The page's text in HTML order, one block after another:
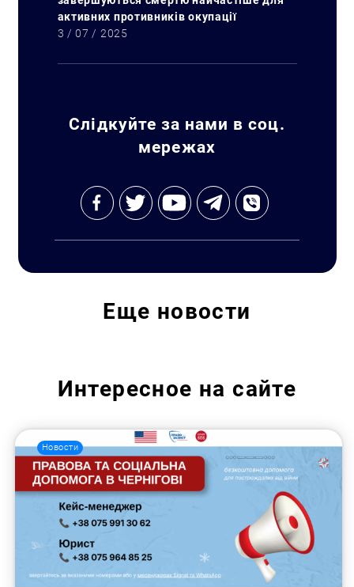
активних противників окупації
3 / 07 / 2025
Слідкуйте за нами в соц.
мережах
Еще новости
Интересное на сайте
Новости